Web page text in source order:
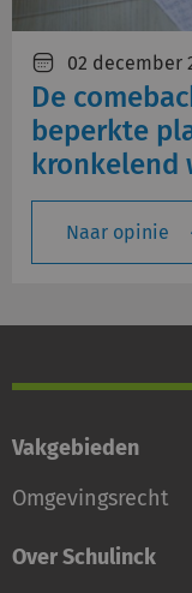
02 december
De
beperkte
kronkelend
Naar opinie
Vakgebieden
Omgevingsrecht
Over Schulinck